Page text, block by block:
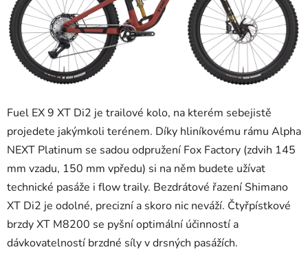
Fuel EX 9 XT Di2 je trailové kolo, na kterém sebejistě
projedete jakýmkoli terénem. Díky hliníkovému rámu Alpha
NEXT Platinum se sadou odpružení Fox Factory (zdvih 145
mm vzadu, 150 mm vpředu) si na něm budete užívat
technické pasáže i flow traily. Bezdrátové řazení Shimano
XT Di2 je odolné, precizní a skoro nic neváží. Čtyřpístkové
brzdy XT M8200 se pyšní optimální účinností a
dávkovatelností brzdné síly v drsných pasážích.